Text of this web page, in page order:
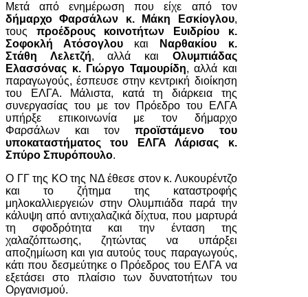
Μετά από ενημέρωση που είχε από τον
δήμαρχο Φαρσάλων κ. Μάκη Εσκίογλου,
τους προέδρους κοινοτήτων Ευιδρίου κ.
Σοφοκλή Ατόσογλου και Ναρθακίου κ.
Στάθη Λελετζή, αλλά και Ολυμπιάδας
Ελασσόνας κ. Γιώργο Ταμουρίδη, αλλά και
παραγωγούς, έσπευσε στην κεντρική διοίκηση
του ΕΛΓΑ. Μάλιστα, κατά τη διάρκεια της
συνεργασίας του με τον Πρόεδρο του ΕΛΓΑ
υπήρξε επικοινωνία με τον δήμαρχο
Φαρσάλων και τον προϊστάμενο του
υποκαταστήματος του ΕΛΓΑ Λάρισας κ.
Σπύρο Σπυρόπουλο.
Ο ΓΓ της ΚΟ της ΝΔ έθεσε στον κ. Λυκουρέντζο
και το ζήτημα της καταστροφής
μηλοκαλλιεργειών στην Ολυμπιάδα παρά την
κάλυψη από αντιχαλαζικά δίχτυα, που μαρτυρά
τη σφοδρότητα και την ένταση της
χαλαζόπτωσης, ζητώντας να υπάρξει
αποζημίωση και για αυτούς τους παραγωγούς,
κάτι που δεσμεύτηκε ο Πρόεδρος του ΕΛΓΑ να
εξετάσει στο πλαίσιο των δυνατοτήτων του
Οργανισμού.